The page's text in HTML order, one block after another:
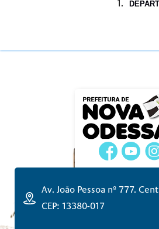
Av. João Pessoa nº 777.
CEP: 13380-017